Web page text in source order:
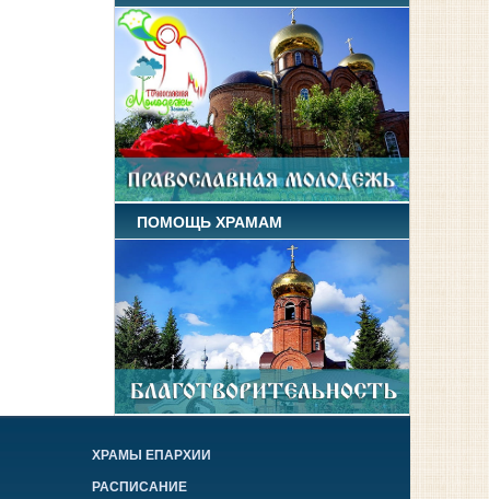
ПОМОЩЬ ХРАМАМ
ХРАМЫ ЕПАРХИИ
РАСПИСАНИЕ